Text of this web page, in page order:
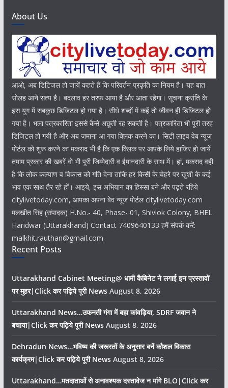
About Us
आओ, अब डिटिजल हो जायें कहते हैं कि परिवर्तन प्रकृति का नियम है। यह बात
सोलह आने सत्य है। बदलाव हर तरफ आया है और आता रहेगा। सूचना क्रांति के
इस युग में सबकुछ डिजिटल हो गया है। सीधे शब्दों में कहें तो जीवन ही डिजिटल हो
गया है। भला पत्रकारिता इससे कैसे अछूती रह सकती है। पत्रकारिता भी पूरी तरह
डिजिटल हो गयी है और अब जमाना आ गया क्लिक करने का। सिटी लाइव वेब न्यूज
पोर्टल को शुरू करने का मकसद भी है कि एक क्लिक पर आपके लिये हाजिर हो जायें
तमाम प्रकार की खबरें वो भी पूरी जिम्मेदारी व ईमानदारी के साथ में। हां, मकसद वही
है कि लोक कल्याण व विकास को गति देना ताकि हर किसी के चेहरे पर खुशी के कई
भाव एक साथ तैर रहे हों। आइये, इस अभियान का हिस्सा बने और पढ़ते रहिये
citylivetoday.com, आपका अपना बेव न्यूज पोर्टल citylivetoday.com
मलखीत सिंह (संपादक) H.No.- 40, Phase- 01, Shivlok Colony, BHEL
Haridwar (Uttarakhand) Contact 7409640133 हमें संपर्क करें:
malkhit.rauthan@gmail.com
Recent Posts
Uttarakhand Cabinet Meeting@ धामी कैबिनेट ने लगाई इन प्रस्तावों
पर मुहर|Click कर पढ़िये पूरी News August 8, 2026
Uttarakhand News…उफनती गंगा में बहा कांवड़िया, SDRF जवान ने
बचाया|Click कर पढ़िये पूरी News August 8, 2026
Dehradun News…भविष्य की जरूरतों के अनुसार बनें कौशल विकास
कार्यक्रम|Click कर पढ़िये पूरी News August 8, 2026
Uttarakhand…मतदाताओं से अनावश्यक दस्तावेज न मांगे BLO|Click कर